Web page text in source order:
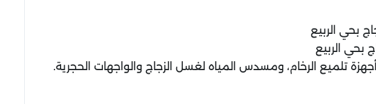
بحي الربيع
تلميع الرخام، ومسدس المياه لغسل الزجاج والواجهات الحجرية.